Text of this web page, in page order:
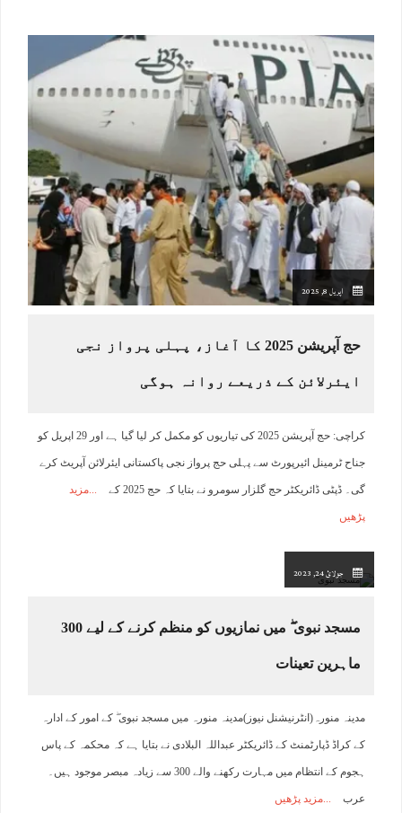
اپریل 8, 2025
حج آپریشن 2025 کا آغاز، پہلی پرواز نجی
ایئرلائن کے ذریعے روانہ ہوگی
کراچی: حج آپریشن 2025 کی تیاریوں کو مکمل کر لیا گیا ہے اور 29 اپریل کو
جناح ٹرمینل ائیرپورٹ سے پہلی حج پرواز نجی پاکستانی ایئرلائن آپریٹ کرے
گی۔ ڈپٹی ڈائریکٹر حج گلزار سومرو نے بتایا کہ حج 2025 کے مزید
پڑھیں
جولائ 24, 2023
مسجد نبوی ۖ میں نمازیوں کو منظم کرنے کے لیے 300
ماہرین تعینات
مدینہ منورہ(انٹرنیشنل نیوز)مدینہ منورہ میں مسجد نبوی ۖ کے امور کے ادارہ
کے کراڈ ڈپارٹمنٹ کے ڈائریکٹر عبداللہ البلادی نے بتایا ہے کہ محکمہ کے پاس
ہجوم کے انتظام میں مہارت رکھنے والے 300 سے زیادہ مبصر موجود ہیں۔
عرب مزید پڑھیں